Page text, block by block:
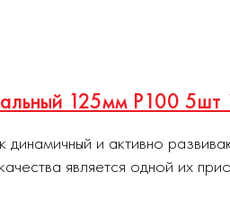
125мм Р100
динамичный и активно
является одной их